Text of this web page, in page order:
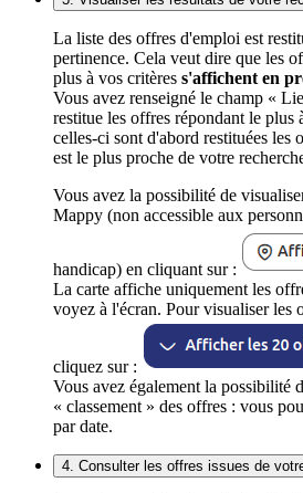
La liste des offres d'emploi est
pertinence. Cela veut dire que les
plus à vos critères s'affichent en
Vous avez renseigné le champ «
restitue les offres répondant le plus
celles-ci sont d'abord restituées les
est le plus proche de votre
Vous avez la possibilité de
Mappy (non accessible aux
handicap) en cliquant sur :
La carte affiche uniquement les
voyez à l'écran. Pour visualiser les
cliquez sur :
Vous avez également la possibilité
« classement » des offres : vous
par date.
4. Consulter les offres issues de